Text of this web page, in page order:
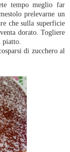
tempo meglio far
prelevarne un
che sulla superficie
dorato. Togliere
piatto.
di zucchero al